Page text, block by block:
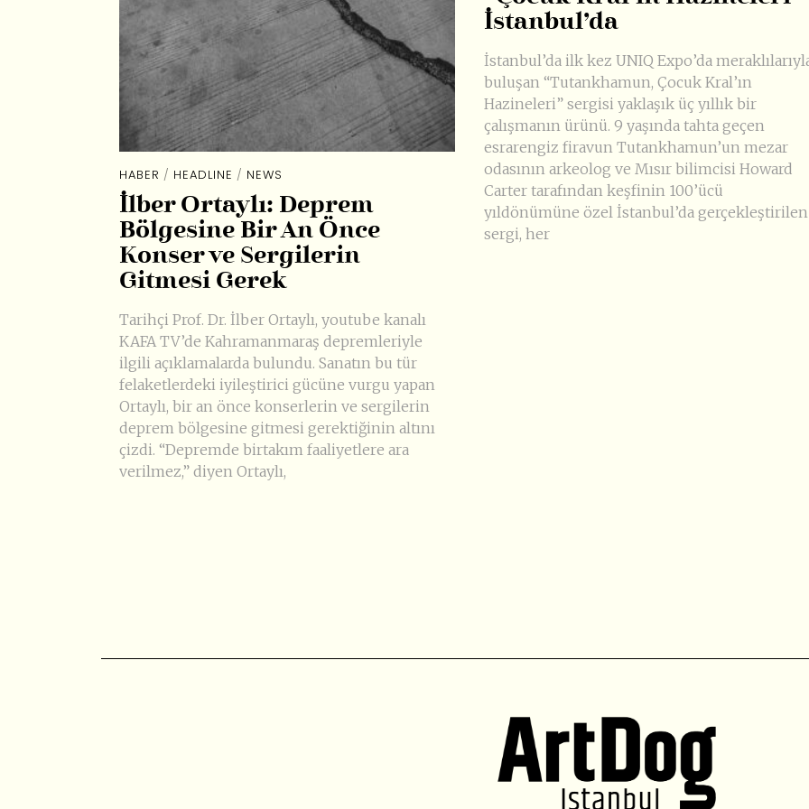
HABER / HEADLINE / NEWS
İlber Ortaylı: Deprem
Bölgesine Bir An Önce
Konser ve Sergilerin
Gitmesi Gerek
Tarihçi Prof. Dr. İlber Ortaylı, youtube kanalı
KAFA TV’de Kahramanmaraş depremleriyle
ilgili açıklamalarda bulundu. Sanatın bu tür
felaketlerdeki iyileştirici gücüne vurgu yapan
Ortaylı, bir an önce konserlerin ve sergilerin
deprem bölgesine gitmesi gerektiğinin altını
çizdi. “Depremde birtakım faaliyetlere ara
verilmez,” diyen Ortaylı,
İstanbul’da
İstanbul’da ilk kez UNIQ Expo’da
buluşan “Tutankhamun, Çocuk Kral’ın
Hazineleri” sergisi yaklaşık üç yıllık bir
çalışmanın ürünü. 9 yaşında tahta geçen
esrarengiz firavun Tutankhamun’un mezar
odasının arkeolog ve Mısır bilimcisi Howard
Carter tarafından keşfinin 100’ücü
yıldönümüne özel İstanbul’da gerçekleştirilen
sergi, her